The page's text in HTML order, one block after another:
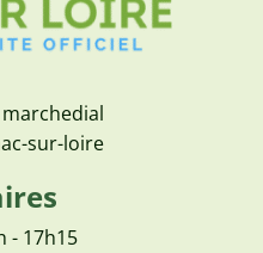
sur-loire
- 17h15